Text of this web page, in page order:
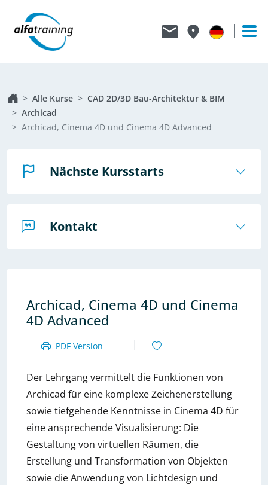
Alle Kurse
CAD 2D/3D Bau-Architektur & BIM
Archicad
Archicad, Cinema 4D und Cinema 4D Advanced
Nächste Kursstarts
Kontakt
Archicad, Cinema 4D und Cinema
4D Advanced
PDF Version
Der Lehrgang vermittelt die Funktionen von
Archicad für eine komplexe Zeichenerstellung
sowie tiefgehende Kenntnisse in Cinema 4D für
eine ansprechende Visualisierung: Die
Gestaltung von virtuellen Räumen, die
Erstellung und Transformation von Objekten
sowie die Anwendung von Lichtdesign und